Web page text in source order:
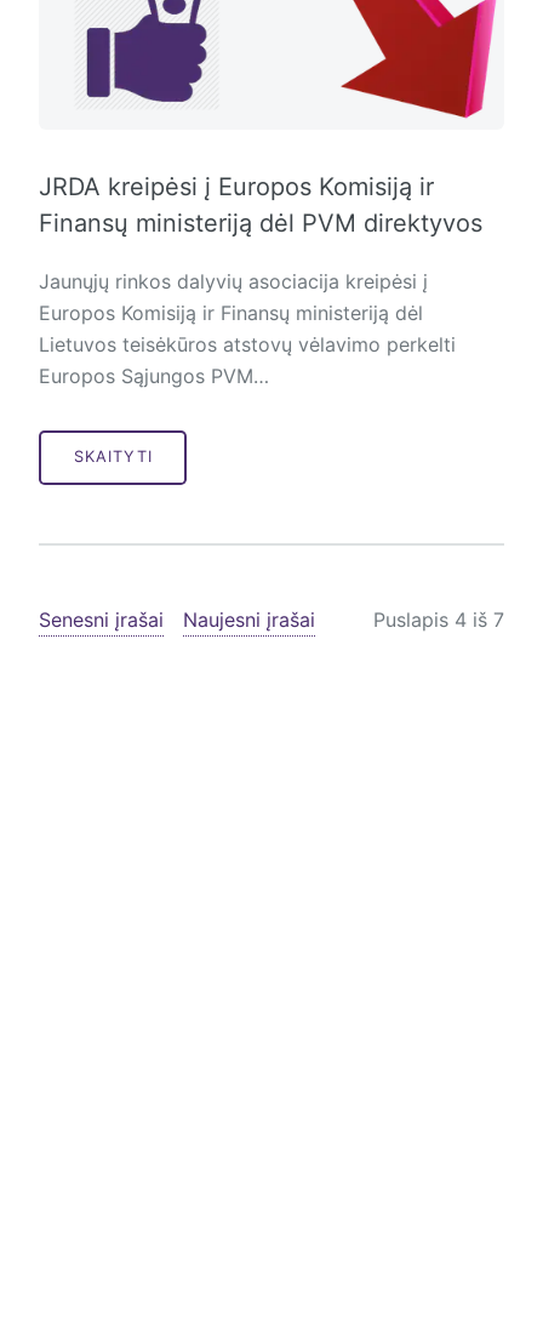
JRDA kreipėsi į Europos Komisiją ir
Finansų ministeriją dėl PVM direktyvos
Jaunųjų rinkos dalyvių asociacija kreipėsi į
Europos Komisiją ir Finansų ministeriją dėl
Lietuvos teisėkūros atstovų vėlavimo perkelti
Europos Sąjungos PVM…
SKAITYTI
Senesni įrašai Naujesni įrašai Puslapis 4 iš 7